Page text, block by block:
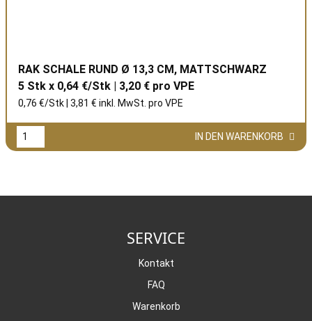
RAK SCHALE RUND Ø 13,3 CM, MATTSCHWARZ
5 Stk x 0,64 €/Stk | 3,20 € pro VPE
0,76 €/Stk | 3,81 € inkl. MwSt. pro VPE
IN DEN WARENKORB
SERVICE
Kontakt
FAQ
Warenkorb